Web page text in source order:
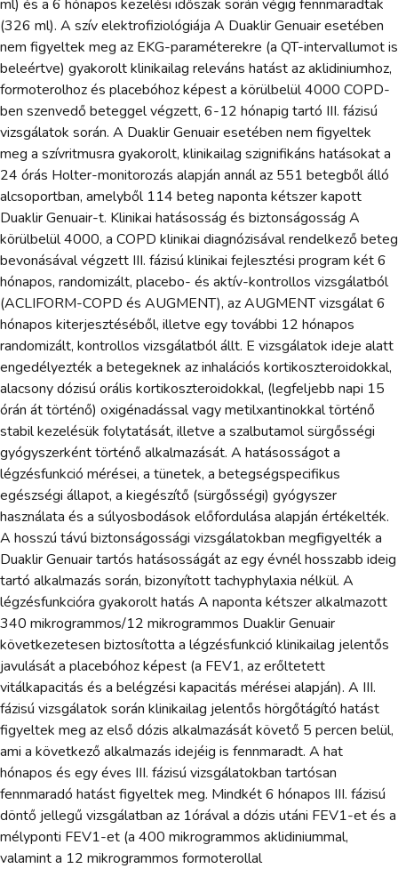
ml) és a 6 hónapos kezelési időszak során végig fennmaradtak
(326 ml). A szív elektrofiziológiája A Duaklir Genuair esetében
nem figyeltek meg az EKG-paraméterekre (a QT-intervallumot is
beleértve) gyakorolt klinikailag releváns hatást az aklidiniumhoz,
formoterolhoz és placebóhoz képest a körülbelül 4000 COPD-
ben szenvedő beteggel végzett, 6-12 hónapig tartó III. fázisú
vizsgálatok során. A Duaklir Genuair esetében nem figyeltek
meg a szívritmusra gyakorolt, klinikailag szignifikáns hatásokat a
24 órás Holter-monitorozás alapján annál az 551 betegből álló
alcsoportban, amelyből 114 beteg naponta kétszer kapott
Duaklir Genuair-t. Klinikai hatásosság és biztonságosság A
körülbelül 4000, a COPD klinikai diagnózisával rendelkező beteg
bevonásával végzett III. fázisú klinikai fejlesztési program két 6
hónapos, randomizált, placebo- és aktív-kontrollos vizsgálatból
(ACLIFORM-COPD és AUGMENT), az AUGMENT vizsgálat 6
hónapos kiterjesztéséből, illetve egy további 12 hónapos
randomizált, kontrollos vizsgálatból állt. E vizsgálatok ideje alatt
engedélyezték a betegeknek az inhalációs kortikoszteroidokkal,
alacsony dózisú orális kortikoszteroidokkal, (legfeljebb napi 15
órán át történő) oxigénadással vagy metilxantinokkal történő
stabil kezelésük folytatását, illetve a szalbutamol sürgősségi
gyógyszerként történő alkalmazását. A hatásosságot a
légzésfunkció mérései, a tünetek, a betegségspecifikus
egészségi állapot, a kiegészítő (sürgősségi) gyógyszer
használata és a súlyosbodások előfordulása alapján értékelték.
A hosszú távú biztonságossági vizsgálatokban megfigyelték a
Duaklir Genuair tartós hatásosságát az egy évnél hosszabb ideig
tartó alkalmazás során, bizonyított tachyphylaxia nélkül. A
légzésfunkcióra gyakorolt hatás A naponta kétszer alkalmazott
340 mikrogrammos/12 mikrogrammos Duaklir Genuair
következetesen biztosította a légzésfunkció klinikailag jelentős
javulását a placebóhoz képest (a FEV1, az erőltetett
vitálkapacitás és a belégzési kapacitás mérései alapján). A III.
fázisú vizsgálatok során klinikailag jelentős hörgőtágító hatást
figyeltek meg az első dózis alkalmazását követő 5 percen belül,
ami a következő alkalmazás idejéig is fennmaradt. A hat
hónapos és egy éves III. fázisú vizsgálatokban tartósan
fennmaradó hatást figyeltek meg. Mindkét 6 hónapos III. fázisú
döntő jellegű vizsgálatban az 1órával a dózis utáni FEV1-et és a
mélyponti FEV1-et (a 400 mikrogrammos aklidiniummal,
valamint a 12 mikrogrammos formoterollal